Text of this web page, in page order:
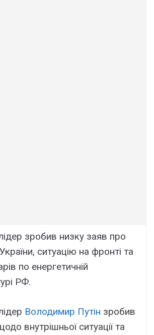
зробив низку заяв про
ситуацію на фронті та
по енергетичній
РФ.
Володимир Путін зробив
внутрішньої ситуації та